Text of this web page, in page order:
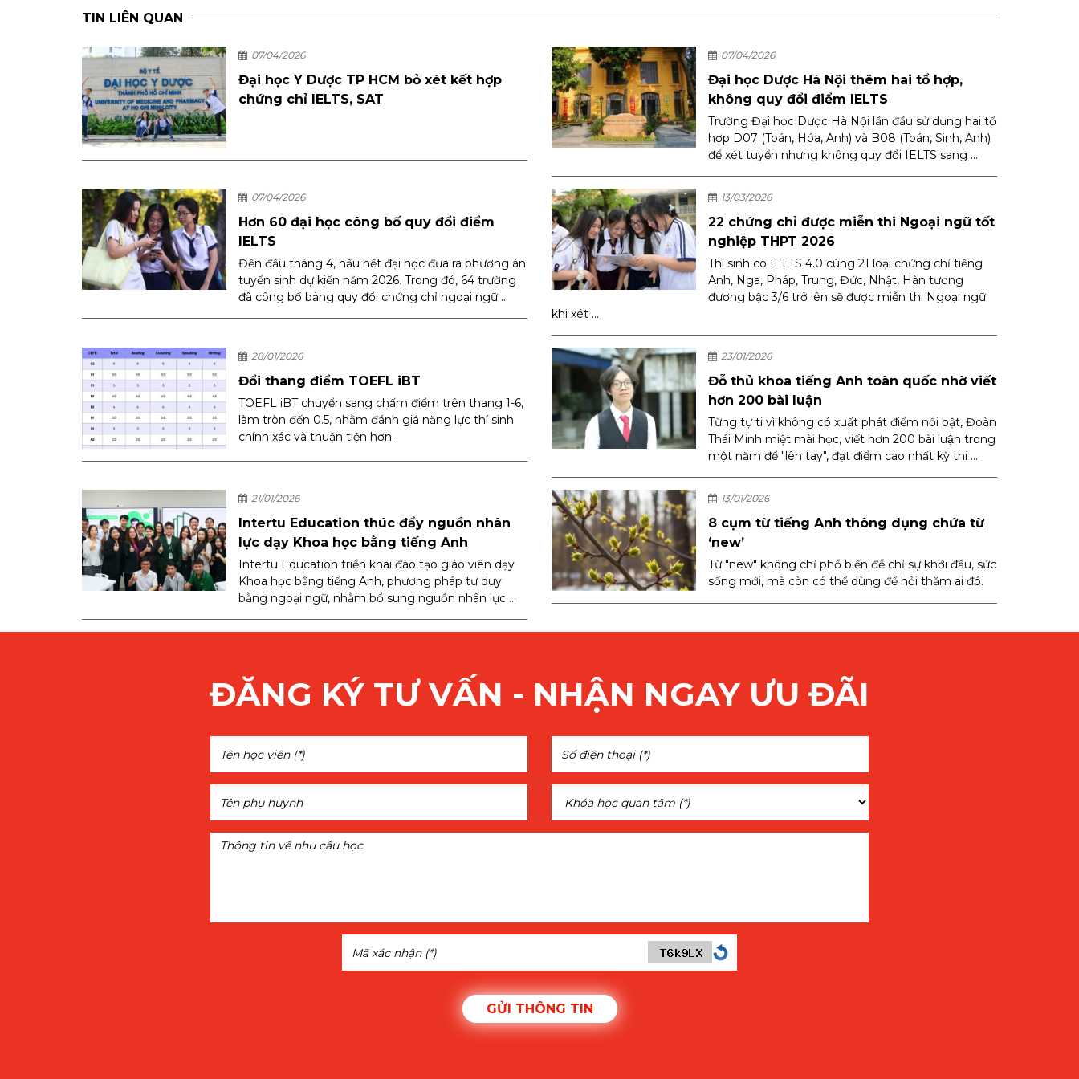
TIN LIÊN QUAN
07/04/2026
Đại học Y Dược TP HCM bỏ xét kết hợp
chứng chỉ IELTS, SAT
07/04/2026
Đại học Dược Hà Nội thêm hai tổ hợp,
không quy đổi điểm IELTS
Trường Đại học Dược Hà Nội lần đầu sử dụng hai tổ
hợp D07 (Toán, Hóa, Anh) và B08 (Toán, Sinh, Anh)
để xét tuyển nhưng không quy đổi IELTS sang ...
07/04/2026
Hơn 60 đại học công bố quy đổi điểm
IELTS
Đến đầu tháng 4, hầu hết đại học đưa ra phương án
tuyển sinh dự kiến năm 2026. Trong đó, 64 trường
đã công bố bảng quy đổi chứng chỉ ngoại ngữ ...
13/03/2026
22 chứng chỉ được miễn thi Ngoại ngữ tốt
nghiệp THPT 2026
Thí sinh có IELTS 4.0 cùng 21 loại chứng chỉ tiếng
Anh, Nga, Pháp, Trung, Đức, Nhật, Hàn tương
đương bậc 3/6 trở lên sẽ được miễn thi Ngoại ngữ
khi xét ...
28/01/2026
Đổi thang điểm TOEFL iBT
TOEFL iBT chuyển sang chấm điểm trên thang 1-6,
làm tròn đến 0.5, nhằm đánh giá năng lực thí sinh
chính xác và thuận tiện hơn.
23/01/2026
Đỗ thủ khoa tiếng Anh toàn quốc nhờ viết
hơn 200 bài luận
Từng tự ti vì không có xuất phát điểm nổi bật, Đoàn
Thái Minh miệt mài học, viết hơn 200 bài luận trong
một năm để "lên tay", đạt điểm cao nhất kỳ thi ...
21/01/2026
Intertu Education thúc đẩy nguồn nhân
lực dạy Khoa học bằng tiếng Anh
Intertu Education triển khai đào tạo giáo viên dạy
Khoa học bằng tiếng Anh, phương pháp tư duy
bằng ngoại ngữ, nhằm bổ sung nguồn nhân lực ...
13/01/2026
8 cụm từ tiếng Anh thông dụng chứa từ
‘new’
Từ "new" không chỉ phổ biến để chỉ sự khởi đầu, sức
sống mới, mà còn có thể dùng để hỏi thăm ai đó.
ĐĂNG KÝ TƯ VẤN - NHẬN NGAY ƯU ĐÃI
GỬI THÔNG TIN